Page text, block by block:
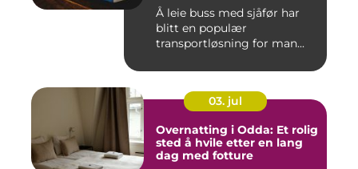
Å leie buss med sjåfør har
blitt en populær
transportløsning for man...
03. jul
Overnatting i Odda: Et rolig
sted å hvile etter en lang
dag med fotture